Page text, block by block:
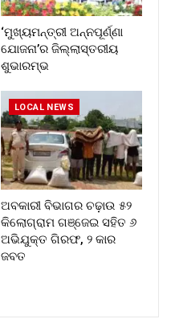
‘ମୁଖ୍ୟମନ୍ତ୍ରୀ ଅନ୍ନପୂର୍ଣ୍ଣା
ଯୋଜନା’ର ଜିଲ୍ଲାସ୍ତରୀୟ
ଶୁଭାରମ୍ଭ
LOCAL NEWS
ଅବକାରୀ ବିଭାଗର ଚଢ଼ାଉ ୫୨
କିଲୋଗ୍ରାମ ଗଞ୍ଜେଇ ସହିତ ୬
ଅଭିଯୁକ୍ତ ଗିରଫ, ୨ କାର
ଜବତ